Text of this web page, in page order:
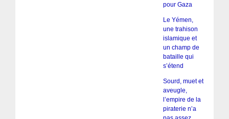
pour Gaza
Le Yémen,
une trahison
islamique et
un champ de
bataille qui
s’étend
Sourd, muet et
aveugle,
l’empire de la
piraterie n’a